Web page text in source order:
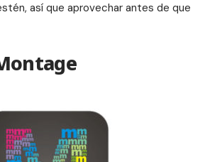
así que aprovechar antes de que